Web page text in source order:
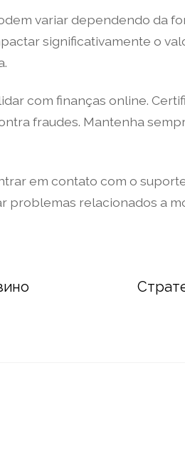
variar dependendo da
significativamente o
com finanças online.
fraudes. Mantenha
em contato com o
relacionados a